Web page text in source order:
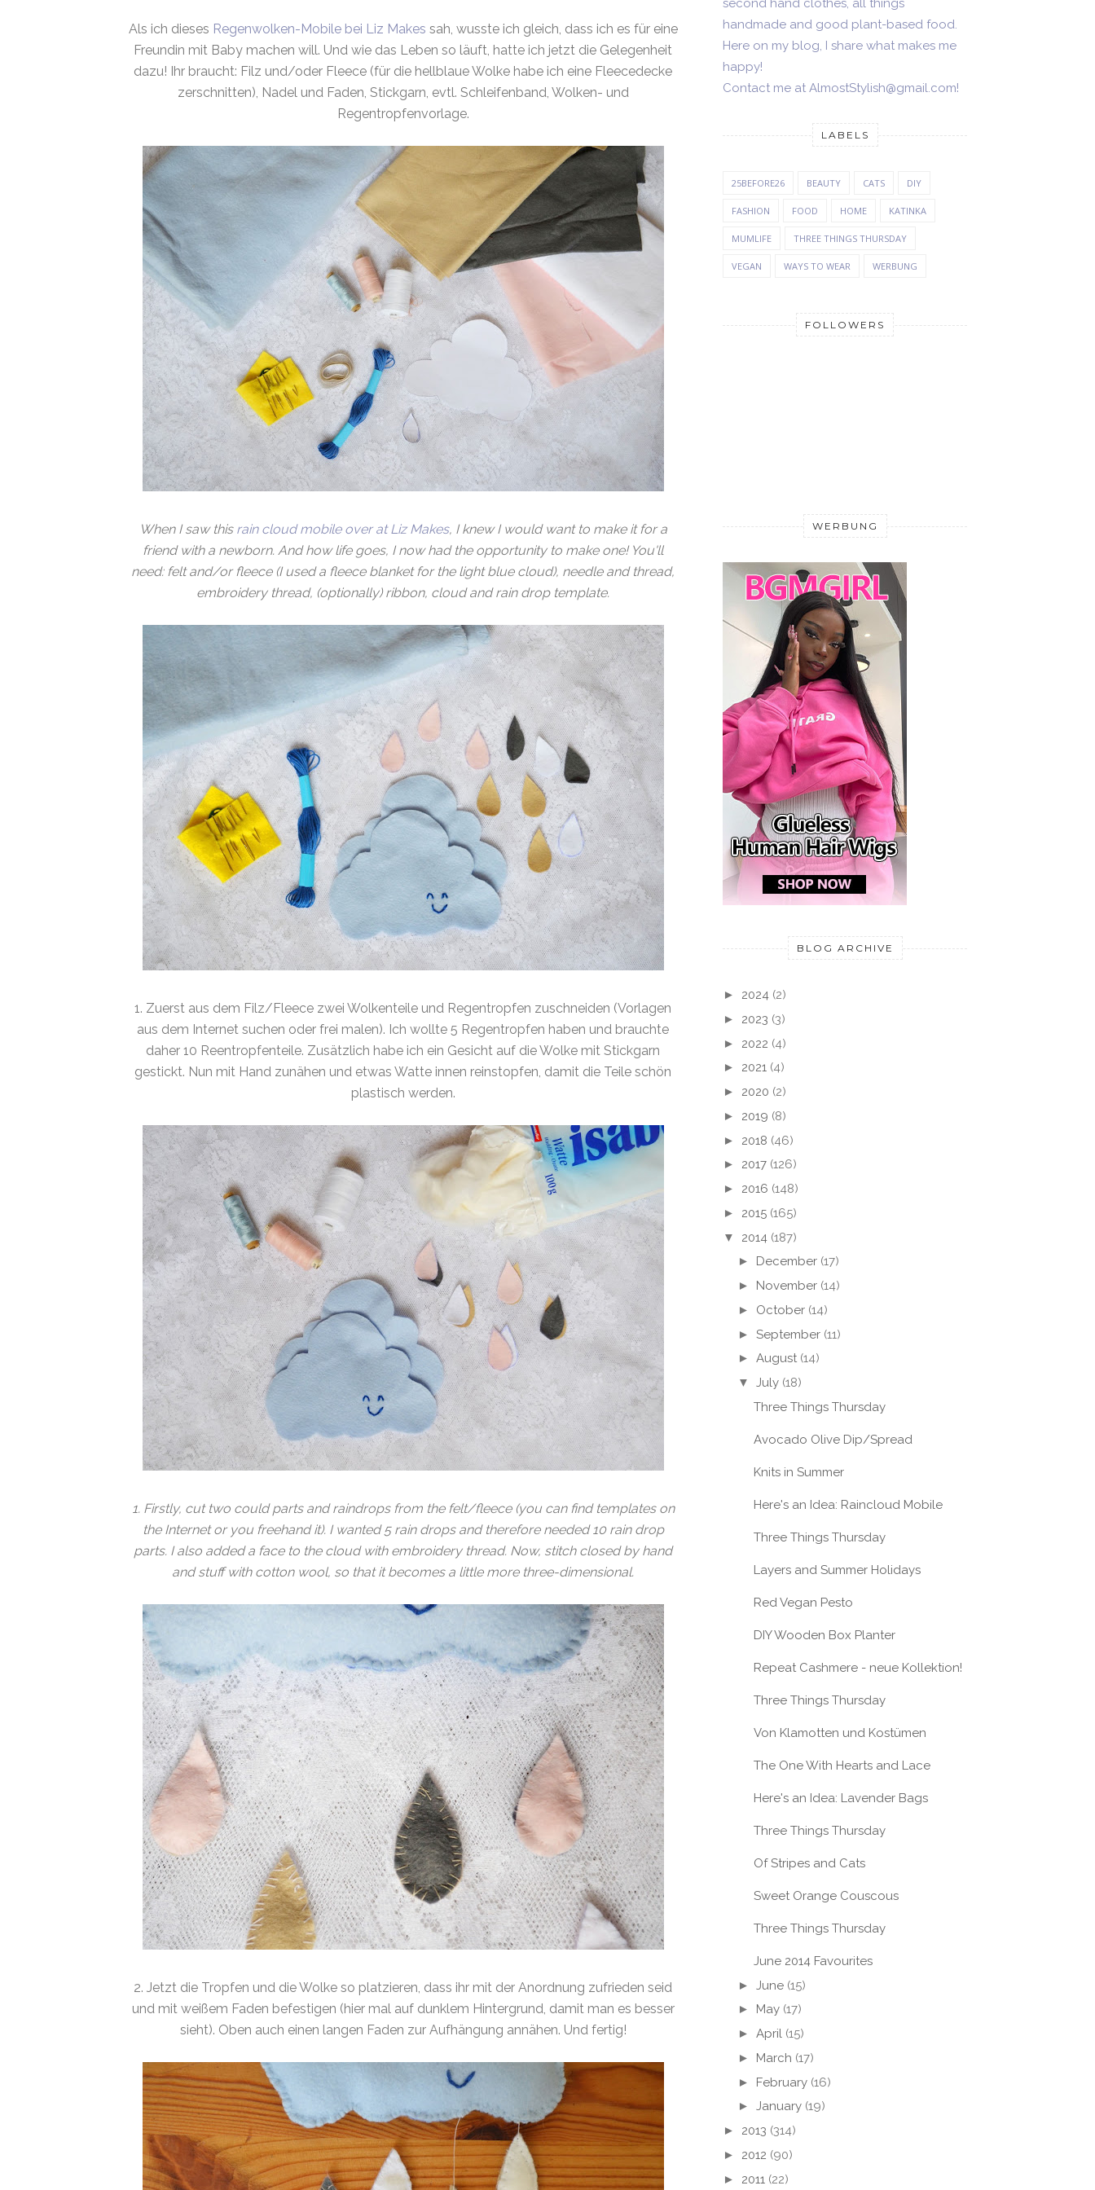
Als ich dieses Regenwolken-Mobile bei Liz Makes sah, wusste ich gleich, dass ich es für eine
Freundin mit Baby machen will. Und wie das Leben so läuft, hatte ich jetzt die Gelegenheit
dazu! Ihr braucht: Filz und/oder Fleece (für die hellblaue Wolke habe ich eine Fleecedecke
zerschnitten), Nadel und Faden, Stickgarn, evtl. Schleifenband, Wolken- und
Regentropfenvorlage.
When I saw this rain cloud mobile over at Liz Makes, I knew I would want to make it for a
friend with a newborn. And how life goes, I now had the opportunity to make one! You'll
need: felt and/or fleece (I used a fleece blanket for the light blue cloud), needle and thread,
embroidery thread, (optionally) ribbon, cloud and rain drop template.
1. Zuerst aus dem Filz/Fleece zwei Wolkenteile und Regentropfen zuschneiden (Vorlagen
aus dem Internet suchen oder frei malen). Ich wollte 5 Regentropfen haben und brauchte
daher 10 Reentropfenteile. Zusätzlich habe ich ein Gesicht auf die Wolke mit Stickgarn
gestickt. Nun mit Hand zunähen und etwas Watte innen reinstopfen, damit die Teile schön
plastisch werden.
1. Firstly, cut two could parts and raindrops from the felt/fleece (you can find templates on
the Internet or you freehand it). I wanted 5 rain drops and therefore needed 10 rain drop
parts. I also added a face to the cloud with embroidery thread. Now, stitch closed by hand
and stuff with cotton wool, so that it becomes a little more three-dimensional.
2. Jetzt die Tropfen und die Wolke so platzieren, dass ihr mit der Anordnung zufrieden seid
und mit weißem Faden befestigen (hier mal auf dunklem Hintergrund, damit man es besser
sieht). Oben auch einen langen Faden zur Aufhängung annähen. Und fertig!
second hand clothes, all things
handmade and good plant-based food.
Here on my blog, I share what makes me
happy!
Contact me at AlmostStylish@gmail.com!
LABELS
25BEFORE26 BEAUTY CATS DIY
FASHION FOOD HOME KATINKA
MUMLIFE THREE THINGS THURSDAY
VEGAN WAYS TO WEAR WERBUNG
FOLLOWERS
WERBUNG
BLOG ARCHIVE
► 2024 (2)
► 2023 (3)
► 2022 (4)
► 2021 (4)
► 2020 (2)
► 2019 (8)
► 2018 (46)
► 2017 (126)
► 2016 (148)
► 2015 (165)
▼ 2014 (187)
► December (17)
► November (14)
► October (14)
► September (11)
► August (14)
▼ July (18)
Three Things Thursday
Avocado Olive Dip/Spread
Knits in Summer
Here's an Idea: Raincloud Mobile
Three Things Thursday
Layers and Summer Holidays
Red Vegan Pesto
DIY Wooden Box Planter
Repeat Cashmere - neue Kollektion!
Three Things Thursday
Von Klamotten und Kostümen
The One With Hearts and Lace
Here's an Idea: Lavender Bags
Three Things Thursday
Of Stripes and Cats
Sweet Orange Couscous
Three Things Thursday
June 2014 Favourites
► June (15)
► May (17)
► April (15)
► March (17)
► February (16)
► January (19)
► 2013 (314)
► 2012 (90)
► 2011 (22)